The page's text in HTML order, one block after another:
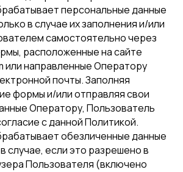
персональные данные
в случае их заполнения и/или
самостоятельно через
расположенные на сайте
или направленные Оператору
почты. Заполняя
формы и/или отправляя свои
Оператору, Пользователь
с данной Политикой.
обезличенные данные
случае, если это разрешено в
Пользователя (включено